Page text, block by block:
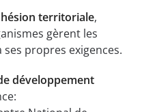
territoriale,
gèrent les
ses propres exigences.
développement